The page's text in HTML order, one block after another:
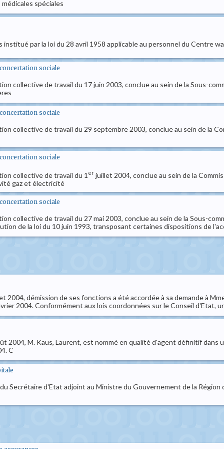
spéciales
par la loi du 28 avril 1958 applicable au personnel du Centre
sociale
collective de travail du 17 juin 2003, conclue au sein de la Sous-
sociale
collective de travail du 29 septembre 2003, conclue au sein de la
sociale
collective de travail du 1 er juillet 2004, conclue au sein de la
gaz et électricité
sociale
collective de travail du 27 mai 2003, conclue au sein de la Sous-
de la loi du 10 juin 1993, transposant certaines dispositions de
2004, démission de ses fonctions a été accordée à sa demande à
2004. Conformément aux lois coordonnées sur le Conseil d'Etat,
2004, M. Kaus, Laurent, est nommé en qualité d'agent définitif
C
Secrétaire d'Etat adjoint au Ministre du Gouvernement de la Région